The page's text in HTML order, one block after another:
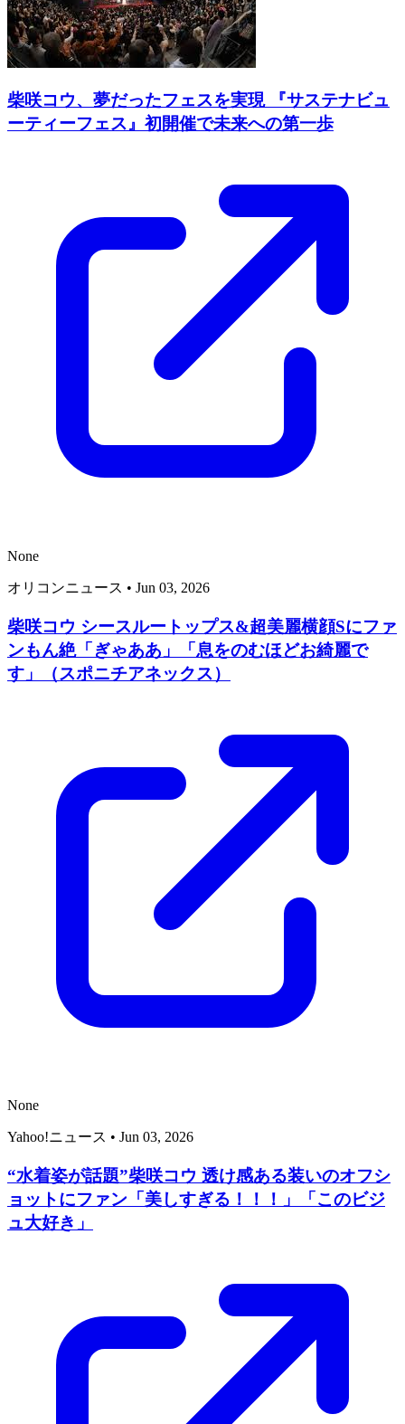
柴咲コウ、夢だったフェスを実現 『サステナビュ
ーティーフェス』初開催で未来への第一歩
None
オリコンニュース • Jun 03, 2026
柴咲コウ シースルートップス&超美麗横顔Sにファ
ンもん絶「ぎゃああ」「息をのむほどお綺麗で
す」（スポニチアネックス）
None
Yahoo!ニュース • Jun 03, 2026
“水着姿が話題”柴咲コウ 透け感ある装いのオフシ
ョットにファン「美しすぎる！！！」「このビジ
ュ大好き」